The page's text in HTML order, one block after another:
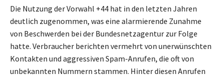
Die Nutzung der Vorwahl +44 hat in den letzten Jahren
deutlich zugenommen, was eine alarmierende Zunahme
von Beschwerden bei der Bundesnetzagentur zur Folge
hatte. Verbraucher berichten vermehrt von unerwünschten
Kontakten und aggressiven Spam-Anrufen, die oft von
unbekannten Nummern stammen. Hinter diesen Anrufen